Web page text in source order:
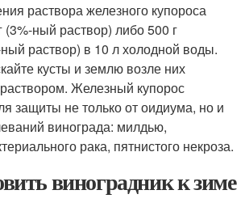
раствора железного купороса
(3%-ный раствор) либо 500 г
раствор) в 10 л холодной воды.
кусты и землю возле них
Железный купорос
защиты не только от оидиума, но и
винограда: милдью,
рака, пятнистого некроза.
виноградник к зиме